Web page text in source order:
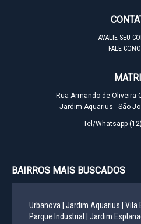
AVALIE SEU
FALE
Rua Armando de Oliveira
Jardim Aquarius - São
Tel/Whatsapp
BAIRROS MAIS BUSCADOS
Urbanova | Jardim Aquarius | Vila
Parque Industrial |
Jardim